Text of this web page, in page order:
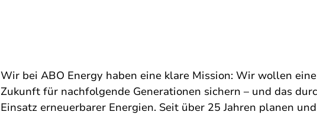
Wir bei ABO Energy haben eine klare Mission: Wir wollen
Zukunft für nachfolgende Generationen sichern – und das
Einsatz erneuerbarer Energien. Seit über 25 Jahren planen